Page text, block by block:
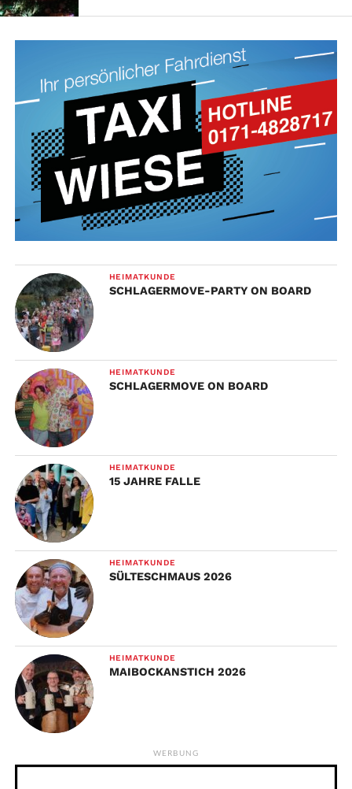
HEIMATKUNDE
SCHLAGERMOVE-PARTY ON BOARD
HEIMATKUNDE
SCHLAGERMOVE ON BOARD
HEIMATKUNDE
15 JAHRE FALLE
HEIMATKUNDE
SÜLTESCHMAUS 2026
HEIMATKUNDE
MAIBOCKANSTICH 2026
WERBUNG